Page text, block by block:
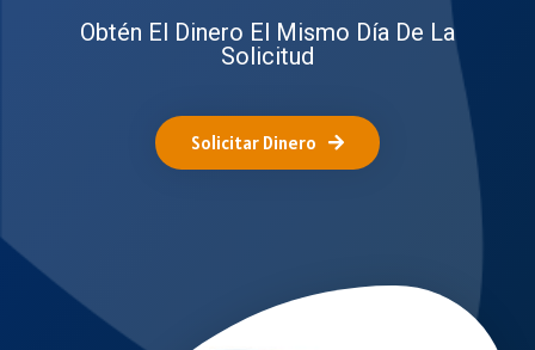
Obtén El Dinero El Mismo Día De La
Solicitud
Solicitar Dinero